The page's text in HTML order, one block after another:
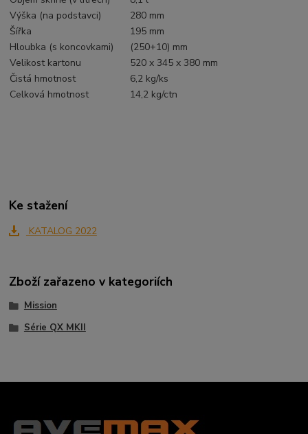
Výška (na podstavci)
280 mm
Šířka
195 mm
Hloubka (s koncovkami)
(250+10) mm
Velikost kartonu
520 x 345 x 380 mm
Čistá hmotnost
6,2 kg/ks
Celková hmotnost
14,2 kg/ctn
Ke stažení
KATALOG 2022
Zboží zařazeno v kategoriích
Mission
Série QX MKII